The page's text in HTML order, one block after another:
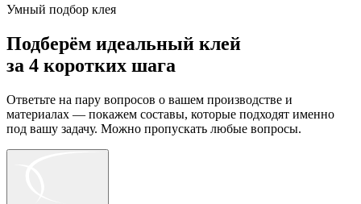
Умный подбор клея
Подберём идеальный клей
за 4 коротких шага
Ответьте на пару вопросов о вашем производстве и
материалах — покажем составы, которые подходят именно
под вашу задачу. Можно пропускать любые вопросы.